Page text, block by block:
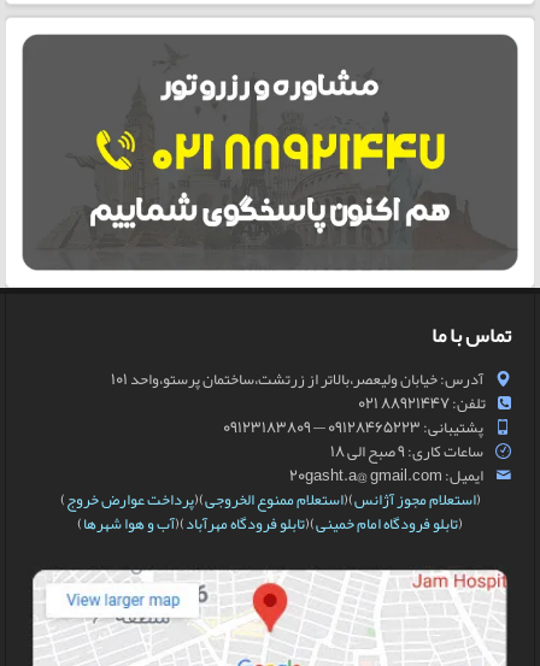
تماس با ما
آدرس: خیابان ولیعصر،بالاتر از زرتشت،ساختمان پرستو،واحد 101
تلفن: 88921447 021
پشتیبانی: 09128465223 — 09123183809
ساعات کاری: 9 صبح الی 18
ایمیل: 20gasht.a@ gmail.com
(استعلام مجوز آژانس)(استعلام ممنوع الخروجی)(پرداخت عوارض خروج)
(تابلو فرودگاه امام خمینی)(تابلو فرودگاه مهرآباد)(آب و هوا شهرها)